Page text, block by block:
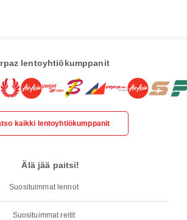
lentoyhtiökumppanit
kaikki lentoyhtiökumppanit
Älä jää paitsi!
Suosituimmat lennot
Suosituimmat reitit